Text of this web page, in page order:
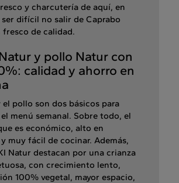
y charcutería de aquí, en
ser difícil no salir de Caprabo
de calidad.
y pollo Natur con
calidad y ahorro en
el pollo son dos básicos para
menú semanal. Sobre todo, el
es económico, alto en
muy fácil de cocinar. Además,
Natur destacan por una crianza
con crecimiento lento,
100% vegetal, mayor espacio,